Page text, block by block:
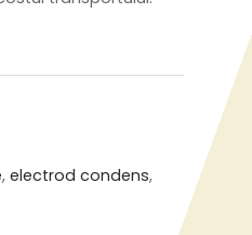
, electrod condens,